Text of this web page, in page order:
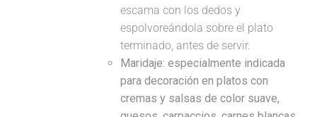
escama con los dedos y
espolvoreándola sobre el plato
terminado, antes de servir.
Maridaje: especialmente indicada
para decoración en platos con
cremas y salsas de color suave,